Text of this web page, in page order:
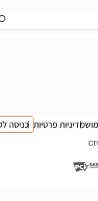
מדיניות פרטיות כניסה